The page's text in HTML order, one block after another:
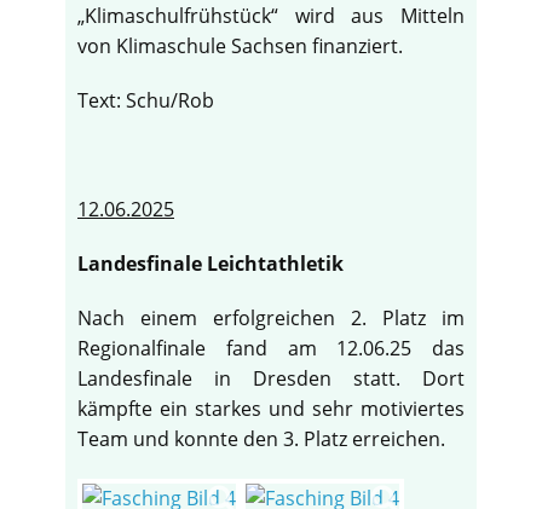
„Klimaschulfrühstück“ wird aus Mitteln
von Klimaschule Sachsen finanziert.
Text: Schu/Rob
12.06.2025
Landesfinale Leichtathletik
Nach einem erfolgreichen 2. Platz im
Regionalfinale fand am 12.06.25 das
Landesfinale in Dresden statt. Dort
kämpfte ein starkes und sehr motiviertes
Team und konnte den 3. Platz erreichen.